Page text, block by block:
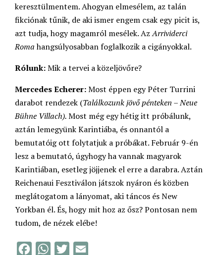
keresztülmentem. Ahogyan elmesélem, az talán
fikciónak tűnik, de aki ismer engem csak egy picit is,
azt tudja, hogy magamról mesélek. AzArrividerci
Romahangsúlyosabban foglalkozik a cigányokkal.
Rólunk:Mik a tervei a közeljövőre?
Mercedes Echerer:Most éppen egy Péter Turrini
darabot rendezek (Találkozunk jövő pénteken – Neue
Bühne Villach).Most még egy hétig itt próbálunk,
aztán lemegyünk Karintiába, és onnantól a
bemutatóig ott folytatjuk a próbákat. Február 9-én
lesz a bemutató, úgyhogy ha vannak magyarok
Karintiában, esetleg jöjjenek el erre a darabra. Aztán
Reichenaui Fesztiválon játszok nyáron és közben
meglátogatom a lányomat, aki táncos és New
Yorkban él. És, hogy mit hoz az ősz? Pontosan nem
tudom, de nézek elébe!
W